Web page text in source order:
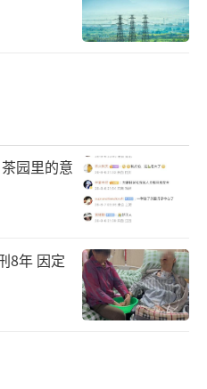
西桂林、安徽黄山、
挂的洪水红色预警信
地将会出现50年一遇
园里的意
8年 因定